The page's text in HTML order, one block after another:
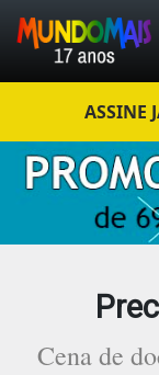
ASSINE
Cena de